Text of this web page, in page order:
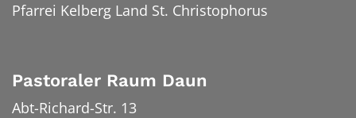
Pfarrei Kelberg Land St. Christophorus
Pastoraler Raum Daun
Abt-Richard-Str. 13